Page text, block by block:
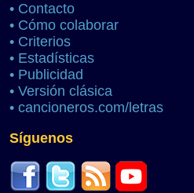
• Contacto
• Cómo colaborar
• Criterios
• Estadísticas
• Publicidad
• Versión clásica
• cancioneros.com/letras
Síguenos